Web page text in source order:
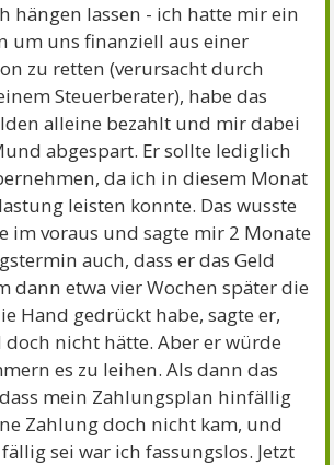
hängen lassen - ich hatte mir ein
um uns finanziell aus einer
zu retten (verursacht durch
Steuerberater), habe das
alleine bezahlt und mir dabei
abgespart. Er sollte lediglich
da ich in diesem Monat
leisten konnte. Das wusste
im voraus und sagte mir 2 Monate
auch, dass er das Geld
dann etwa vier Wochen später die
Hand gedrückt habe, sagte er,
doch nicht hätte. Aber er würde
es zu leihen. Als dann das
mein Zahlungsplan hinfällig
Zahlung doch nicht kam, und
sei war ich fassungslos. Jetzt